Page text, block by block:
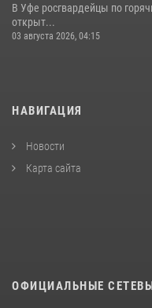
В Уфе росгвардейцы по
открыт...
03 августа 2026, 04:15
НАВИГАЦИЯ
Новости
Карта сайта
ОФИЦИАЛЬНЫЕ